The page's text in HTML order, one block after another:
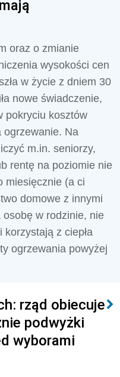
oraz o zmianie
wysokości cen
w życie z dniem 30
nowe świadczenie,
pokryciu kosztów
ogrzewanie. Na
m.in. seniorzy,
rentę na poziomie nie
miesięcznie (a ci
domowe z innymi
w rodzinie, nie
korzystają z ciepła
ogrzewania powyżej
rząd obiecuje
podwyżki
wyborami